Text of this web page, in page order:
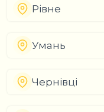
Рівне
Умань
Чернівці